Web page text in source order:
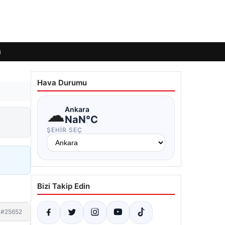
#25652
Hava Durumu
☁Ankara
NaN°C
ŞEHIR SEÇ
Bizi Takip Edin